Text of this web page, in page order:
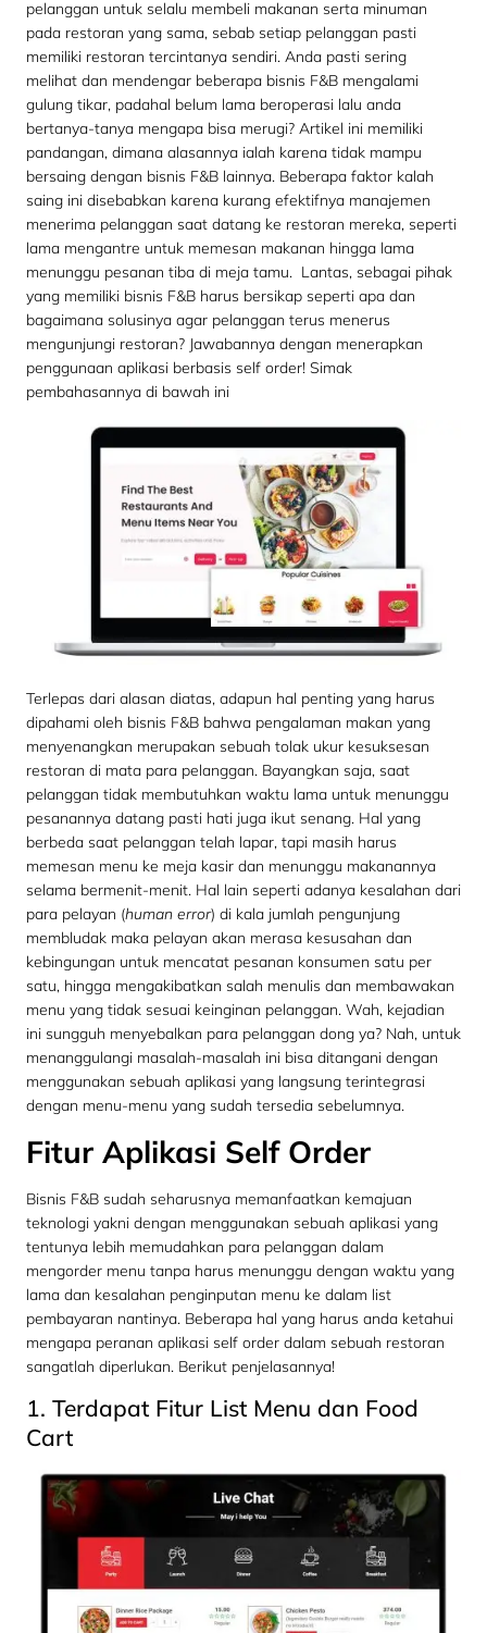
pelanggan untuk selalu membeli makanan serta minuman
pada restoran yang sama, sebab setiap pelanggan pasti
memiliki restoran tercintanya sendiri. Anda pasti sering
melihat dan mendengar beberapa bisnis F&B mengalami
gulung tikar, padahal belum lama beroperasi lalu anda
bertanya-tanya mengapa bisa merugi? Artikel ini memiliki
pandangan, dimana alasannya ialah karena tidak mampu
bersaing dengan bisnis F&B lainnya. Beberapa faktor kalah
saing ini disebabkan karena kurang efektifnya manajemen
menerima pelanggan saat datang ke restoran mereka, seperti
lama mengantre untuk memesan makanan hingga lama
menunggu pesanan tiba di meja tamu. Lantas, sebagai pihak
yang memiliki bisnis F&B harus bersikap seperti apa dan
bagaimana solusinya agar pelanggan terus menerus
mengunjungi restoran? Jawabannya dengan menerapkan
penggunaan aplikasi berbasis self order! Simak
pembahasannya di bawah ini
Terlepas dari alasan diatas, adapun hal penting yang harus
dipahami oleh bisnis F&B bahwa pengalaman makan yang
menyenangkan merupakan sebuah tolak ukur kesuksesan
restoran di mata para pelanggan. Bayangkan saja, saat
pelanggan tidak membutuhkan waktu lama untuk menunggu
pesanannya datang pasti hati juga ikut senang. Hal yang
berbeda saat pelanggan telah lapar, tapi masih harus
memesan menu ke meja kasir dan menunggu makanannya
selama bermenit-menit. Hal lain seperti adanya kesalahan dari
para pelayan (human error) di kala jumlah pengunjung
membludak maka pelayan akan merasa kesusahan dan
kebingungan untuk mencatat pesanan konsumen satu per
satu, hingga mengakibatkan salah menulis dan membawakan
menu yang tidak sesuai keinginan pelanggan. Wah, kejadian
ini sungguh menyebalkan para pelanggan dong ya? Nah, untuk
menanggulangi masalah-masalah ini bisa ditangani dengan
menggunakan sebuah aplikasi yang langsung terintegrasi
dengan menu-menu yang sudah tersedia sebelumnya.
Fitur Aplikasi Self Order
Bisnis F&B sudah seharusnya memanfaatkan kemajuan
teknologi yakni dengan menggunakan sebuah aplikasi yang
tentunya lebih memudahkan para pelanggan dalam
mengorder menu tanpa harus menunggu dengan waktu yang
lama dan kesalahan penginputan menu ke dalam list
pembayaran nantinya. Beberapa hal yang harus anda ketahui
mengapa peranan aplikasi self order dalam sebuah restoran
sangatlah diperlukan. Berikut penjelasannya!
1. Terdapat Fitur List Menu dan Food
Cart